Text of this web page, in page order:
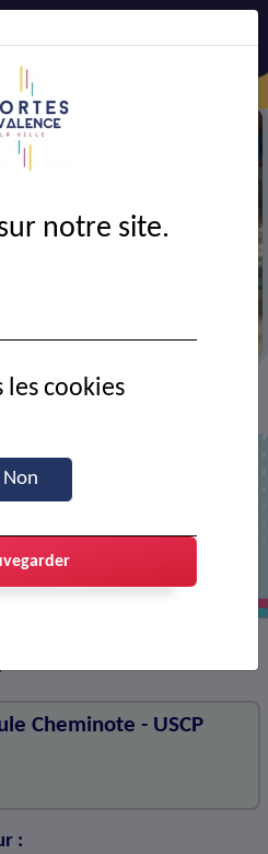
>Boulodrome Georges
: Boule Cheminote - USCP
:
notre site.
Non
les cookies